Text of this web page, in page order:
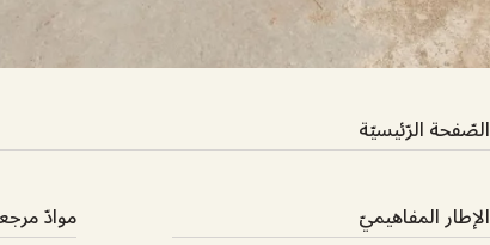
الصّفحة الرّئيسيّة
الإطار المفاهيميّ
موادّ